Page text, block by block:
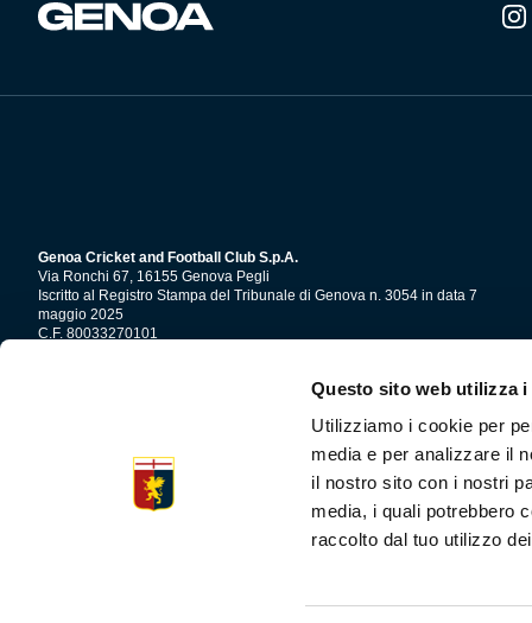
Questo sito web utilizza i
Utilizziamo i cookie per
media e per analizzare il
il nostro sito con i nostri
media, i quali potrebbero
raccolto dal tuo utilizzo
Genoa Cricket and Football Club S.p.A.
Via Ronchi 67, 16155 Genova Pegli
Iscritto al Registro Stampa del Tribunale di Genova n. 3054 in data 7
maggio 2025
C.F. 80033270101